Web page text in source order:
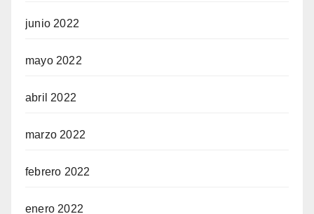
junio 2022
mayo 2022
abril 2022
marzo 2022
febrero 2022
enero 2022